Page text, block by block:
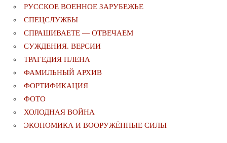
РУССКОЕ ВОЕННОЕ ЗАРУБЕЖЬЕ
СПЕЦСЛУЖБЫ
СПРАШИВАЕТЕ — ОТВЕЧАЕМ
СУЖДЕНИЯ. ВЕРСИИ
ТРАГЕДИЯ ПЛЕНА
ФАМИЛЬНЫЙ АРХИВ
ФОРТИФИКАЦИЯ
ФОТО
ХОЛОДНАЯ ВОЙНА
ЭКОНОМИКА И ВООРУЖЁННЫЕ СИЛЫ